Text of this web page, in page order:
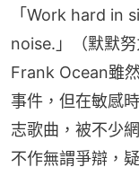
「Work hard in
noise.」（默默
Frank Ocean雖
事件，但在敏感
志歌曲，被不少
不作無謂爭辯，